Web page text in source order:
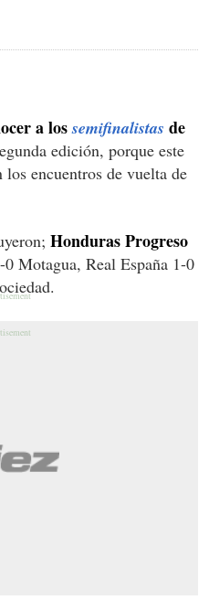
a lossemifinalistas de
edición, porque este
encuentros de vuelta de
Honduras Progreso
Motagua, Real España 1-0